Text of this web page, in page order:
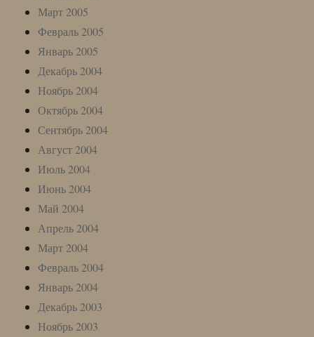
Март 2005
Февраль 2005
Январь 2005
Декабрь 2004
Ноябрь 2004
Октябрь 2004
Сентябрь 2004
Август 2004
Июль 2004
Июнь 2004
Май 2004
Апрель 2004
Март 2004
Февраль 2004
Январь 2004
Декабрь 2003
Ноябрь 2003